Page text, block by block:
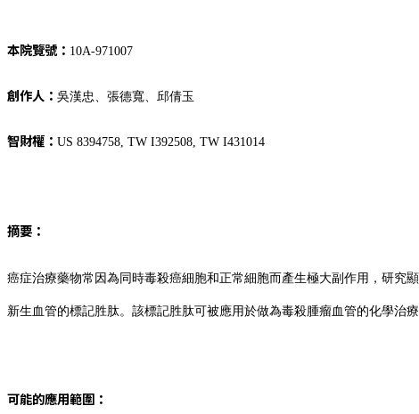
本院覽號： 10A-971007
創作人： 吳漢忠、張德寬、邱倩玉
智財權： US 8394758, TW I392508, TW I431014
摘要：
癌症治療藥物常因為同時毒殺癌細胞和正常細胞而產生極大副作用，研究
新生血管的標記胜肽。該標記胜肽可被應用於做為毒殺腫瘤血管的化學治
可能的應用範圍：